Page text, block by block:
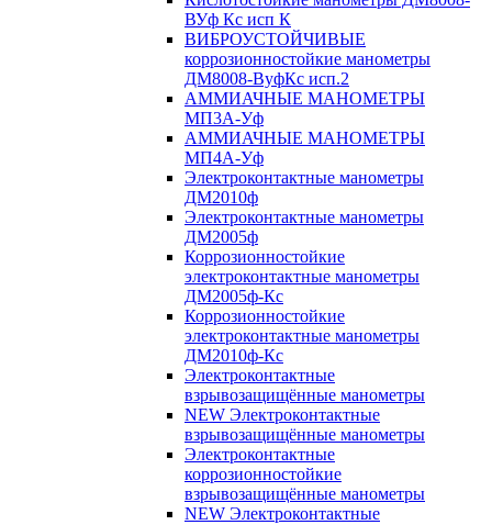
ВУф Кс исп К
ВИБРОУСТОЙЧИВЫЕ
коррозионностойкие манометры
ДМ8008-ВуфКс исп.2
АММИАЧНЫЕ МАНОМЕТРЫ
МП3А-Уф
АММИАЧНЫЕ МАНОМЕТРЫ
МП4А-Уф
Электроконтактные манометры
ДМ2010ф
Электроконтактные манометры
ДМ2005ф
Коррозионностойкие
электроконтактные манометры
ДМ2005ф-Кс
Коррозионностойкие
электроконтактные манометры
ДМ2010ф-Кс
Электроконтактные
взрывозащищённые манометры
NEW Электроконтактные
взрывозащищённые манометры
Электроконтактные
коррозионностойкие
взрывозащищённые манометры
NEW Электроконтактные